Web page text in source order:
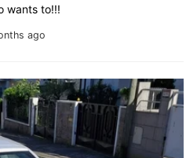
ago
wants to!!!